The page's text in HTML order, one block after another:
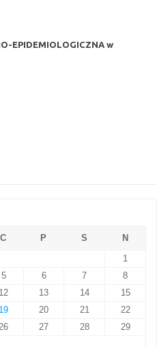
EPIDEMIOLOGICZNA w
C P S
N
1
5 6 7
8
12 13 14
15
19 20 21
22
26 27 28
29